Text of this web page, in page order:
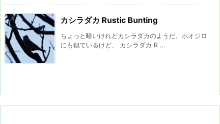
カシラダカ Rustic Bunting
ちょっと暗いけれどカシラダカのようだ。ホオジロ
にも似ているけど、 カシラダカ R ...